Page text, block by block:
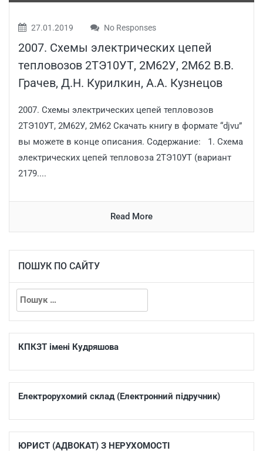
27.01.2019 No Responses
2007. Схемы электрических цепей
тепловозов 2ТЭ10УТ, 2М62У, 2М62 В.В.
Грачев, Д.Н. Курилкин, А.А. Кузнецов
2007. Схемы электрических цепей тепловозов
2ТЭ10УТ, 2М62У, 2М62 Скачать книгу в формате “djvu”
вы можете в конце описания. Содержание: 1. Схема
электрических цепей тепловоза 2ТЭ10УТ (вариант
2179....
Read More
ПОШУК ПО САЙТУ
КПКЗТ імені Кудряшова
Електрорухомий склад (Електронний підручник)
ЮРИСТ (АДВОКАТ) З НЕРУХОМОСТІ